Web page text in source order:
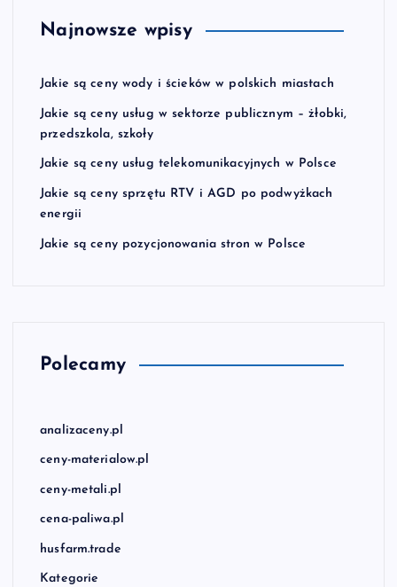
Najnowsze wpisy
Jakie są ceny wody i ścieków w polskich miastach
Jakie są ceny usług w sektorze publicznym – żłobki,
przedszkola, szkoły
Jakie są ceny usług telekomunikacyjnych w Polsce
Jakie są ceny sprzętu RTV i AGD po podwyżkach
energii
Jakie są ceny pozycjonowania stron w Polsce
Polecamy
analizaceny.pl
ceny-materialow.pl
ceny-metali.pl
cena-paliwa.pl
husfarm.trade
Kategorie